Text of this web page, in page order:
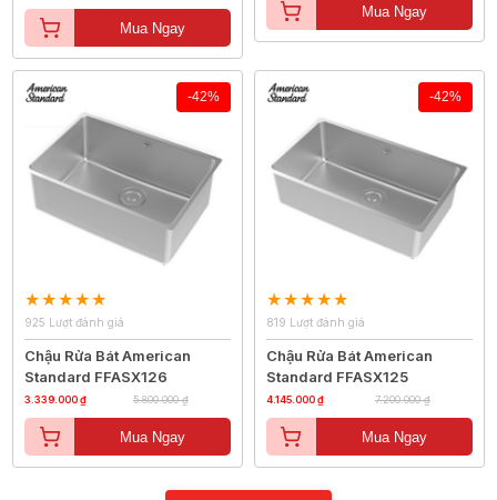
Mua Ngay
Mua Ngay
-42%
925 Lượt đánh giá
Chậu Rửa Bát American
Standard FFASX126
3.339.000 ₫ 5.800.000 ₫
Mua Ngay
-42%
819 Lượt đánh giá
Chậu Rửa Bát American
Standard FFASX125
4.145.000 ₫ 7.200.000 ₫
Mua Ngay